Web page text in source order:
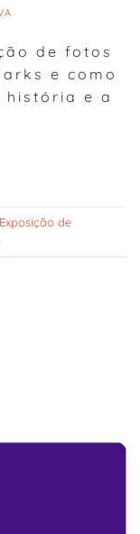
de fotos
e como
e a
Exposição de